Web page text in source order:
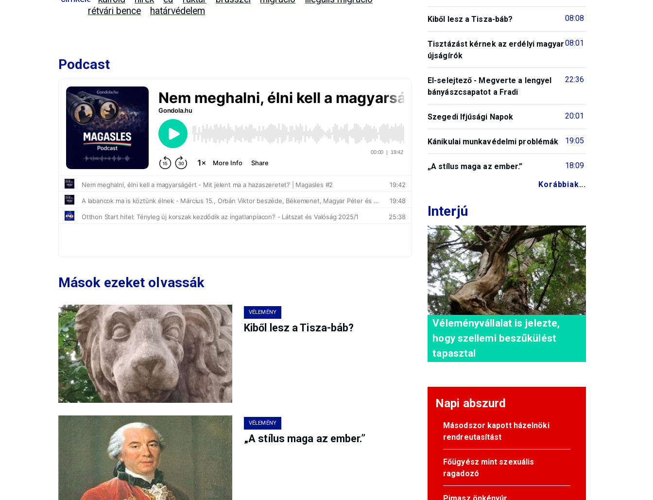
rétvári bence
határvédelem
Podcast
Mások ezeket olvassák
VÉLEMÉNY
Kiből lesz a Tisza-báb?
VÉLEMÉNY
„A stílus maga az ember.”
08:08
Kiből lesz a Tisza-báb?
08:01
Tisztázást kérnek az erdélyi magyar
újságírók
22:36
El-selejtező - Megverte a lengyel
bányászcsapatot a Fradi
20:01
Szegedi Ifjúsági Napok
19:05
Kánikulai munkavédelmi problémák
18:09
„A stílus maga az ember.”
Korábbiak...
Interjú
Véleményvállalat is jelezte,
hogy szellemi beszűkülést
tapasztal
Napi abszurd
Másodszor kapott házelnöki
rendreutasítást
Főügyész mint szexuális
ragadozó
Pimasz önkényúr